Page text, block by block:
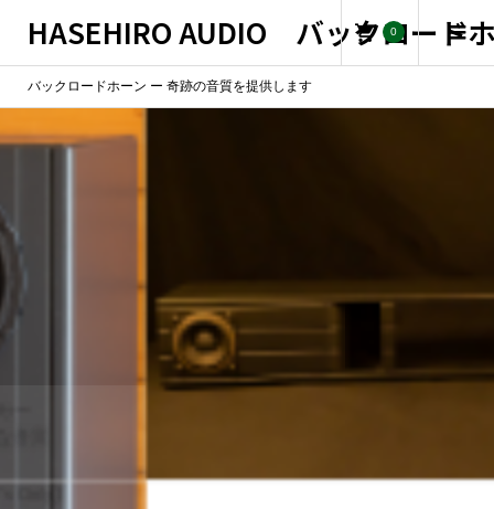
HASEHIRO AUDIO バックロード
0
バックロードホーン ー 奇跡の音質を提供します